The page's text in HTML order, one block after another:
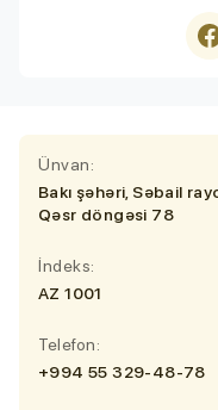
Ünvan:
Bakı şəhəri, Səbail
Qəsr döngəsi 78
İndeks:
AZ 1001
Telefon:
+994 55 329-48-78